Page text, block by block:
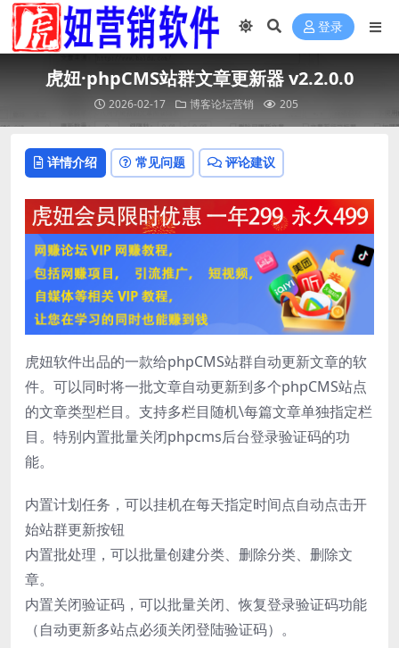
登录
虎妞·phpCMS站群文章更新器 v2.2.0.0
2026-02-17 博客论坛营销 205
详情介绍 常见问题 评论建议
虎妞软件出品的一款给phpCMS站群自动更新文章的软
件。可以同时将一批文章自动更新到多个phpCMS站点
的文章类型栏目。支持多栏目随机\每篇文章单独指定栏
目。特别内置批量关闭phpcms后台登录验证码的功
能。
内置计划任务，可以挂机在每天指定时间点自动点击开
始站群更新按钮
内置批处理，可以批量创建分类、删除分类、删除文
章。
内置关闭验证码，可以批量关闭、恢复登录验证码功能
（自动更新多站点必须关闭登陆验证码）。